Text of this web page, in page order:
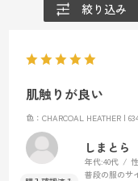
絞り込み
肌触りが良い
色：CHARCOAL HEATHER |
しまとら
年代:40代
普段の服のサ